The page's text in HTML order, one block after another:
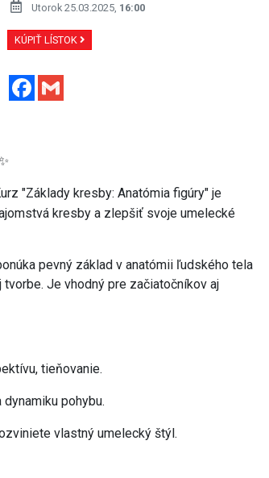
Utorok 25.03.2025, 16:00
KÚPIŤ LÍSTOK
Facebook
"Základy kresby: Anatómia figúry" je
kresby a zlepšiť svoje umelecké
pevný základ v anatómii ľudského tela
Je vhodný pre začiatočníkov aj
tieňovanie.
pohybu.
vlastný umelecký štýl.